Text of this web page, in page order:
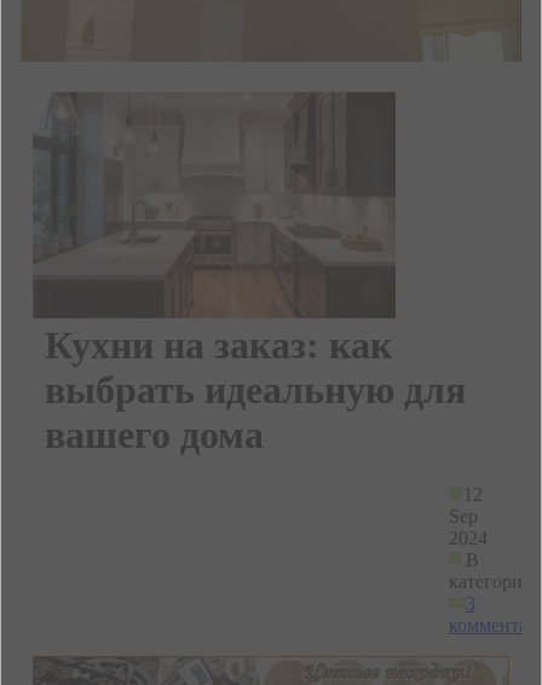
Кухни на заказ: как
выбрать идеальную для
вашего дома
12
Sep
2024
В
категории
3